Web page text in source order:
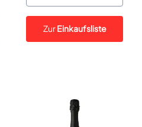
ZurEinkaufsliste